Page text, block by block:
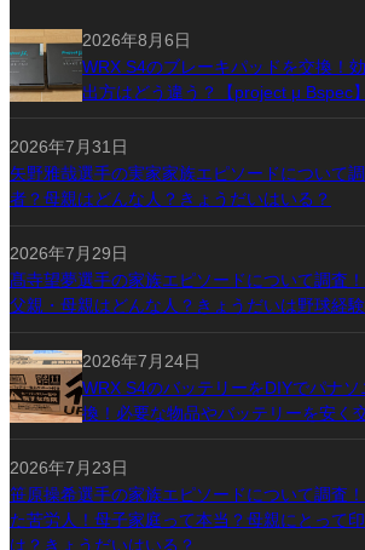
2026年8月6日
WRX S4のブレーキパッドを交換！
出方はどう違う？【project μ Bspec】
2026年7月31日
矢野雅哉選手の実家家族エピソードについて
者？母親はどんな人？きょうだいはいる？
2026年7月29日
髙寺望夢選手の家族エピソードについて調査
父親・母親はどんな人？きょうだいは野球経
2026年7月24日
WRX S4のバッテリーをDIYでパナ
換！必要な物品やバッテリーを安く
2026年7月23日
笹原操希選手の家族エピソードについて調査
た苦労人！母子家庭って本当？母親にとって
は？きょうだいはいる？